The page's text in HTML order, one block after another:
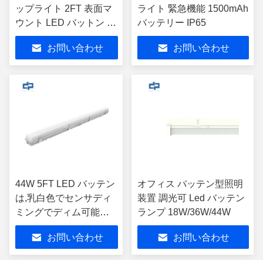
ップライト 2FT 表面マ
ウント LED バットン 固
定 IP65 IK08
お問い合わせ
ライト 緊急機能 1500mAh
バッテリー IP65
お問い合わせ
44W 5FT LED バッテン
は,乳白色でセンサディ
ミングでディム可能
LED バッテンは
お問い合わせ
オフィス バッテン型照明
装置 調光可 Led バッテン
ランプ 18W/36W/44W
お問い合わせ